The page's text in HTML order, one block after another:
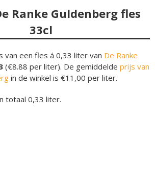
Ranke Guldenberg fles
33cl
van een fles á 0,33 liter van De Ranke
(€8.88 per liter). De gemiddelde prijs van
in de winkel is €11,00 per liter.
totaal 0,33 liter.